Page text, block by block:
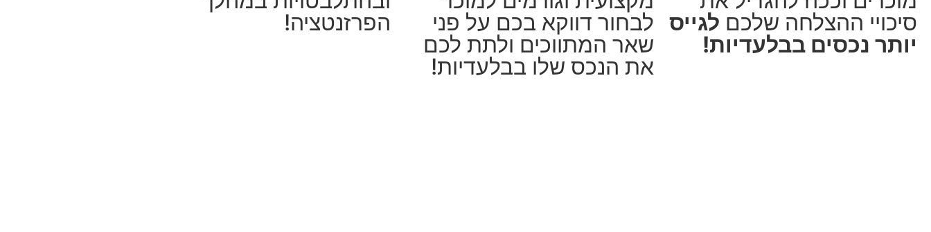
סיכויי ההצלחה שלכם לגייס
יותר נכסים בבלעדיות!
לבחור דווקא בכם על פני
שאר המתווכים ולתת לכם
את הנכס שלו בבלעדיות!
הפרזנטציה!